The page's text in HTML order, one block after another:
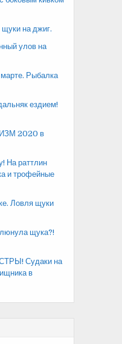
на джиг.
улов на
Рыбалка
ездием!
2020 в
На раттлин
и трофейные
Ловля щуки
щука?!
Судаки на
в